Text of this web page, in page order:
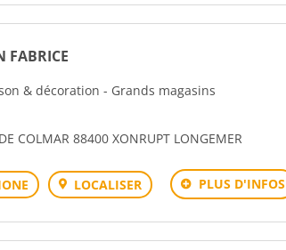
FABRICE
& décoration - Grands magasins
COLMAR 88400 XONRUPT LONGEMER
LOCALISER PLUS D'INFOS